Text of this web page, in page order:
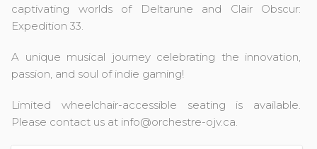
captivating worlds of Deltarune and Clair Obscur:
Expedition 33.
A unique musical journey celebrating the innovation,
passion, and soul of indie gaming!
Limited wheelchair-accessible seating is available.
Please contact us at info@orchestre-ojv.ca.